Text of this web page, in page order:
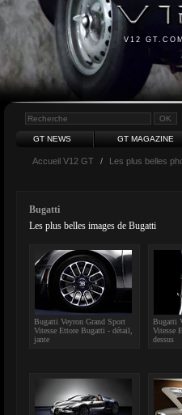
V12
GT NEWS GT MAGAZINE
Accueil V12 GT / Les plus belles
Bugatti
Les plus belles images de Bugatti
Bugatti Veyron Grand Sport
Vitesse Ettore Bugatti - détail,
jante
Bugatti
Vitesse
dessus